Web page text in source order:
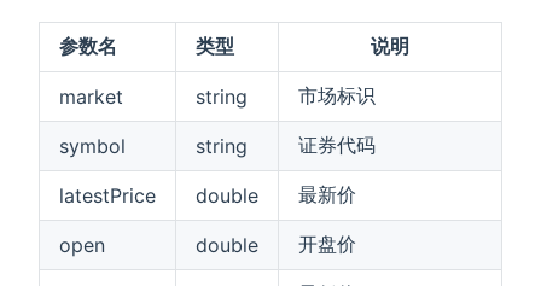
参数名 类型 说明
market string 市场标识
symbol string 证券代码
latestPrice double 最新价
open double 开盘价